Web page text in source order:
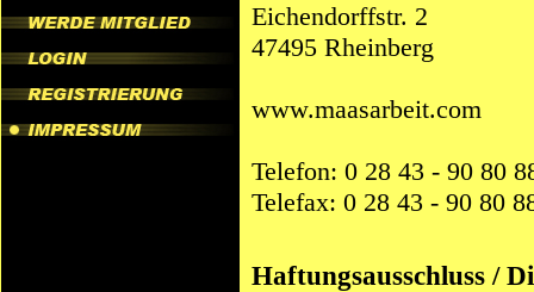
Eichendorffstr. 2
47495 Rheinberg
www.maasarbeit.com
Telefon: 0 28 43 - 90 80
Telefax: 0 28 43 - 90 80
Haftungsausschluss /